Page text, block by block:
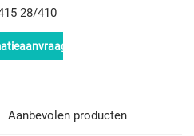
28/410
Aanbevolen producten